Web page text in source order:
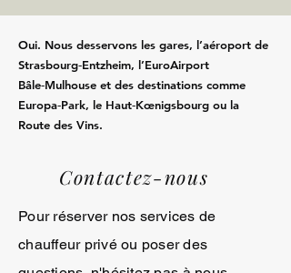
Oui. Nous desservons les gares, l’aéroport de
Strasbourg‑Entzheim, l’EuroAirport
Bâle‑Mulhouse et des destinations comme
Europa‑Park, le Haut‑Kœnigsbourg ou la
Route des Vins.
Contactez-nous
Pour réserver nos services de
chauffeur privé ou poser des